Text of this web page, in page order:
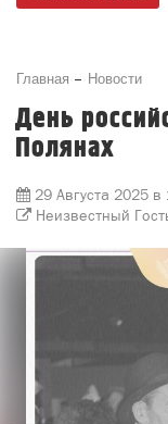
Главная Новости
День
Полянах
29 Августа 2025 в
Неизвестный